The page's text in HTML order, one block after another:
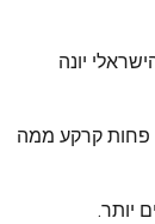
יונה
פחות קרקע ממה
יותר.